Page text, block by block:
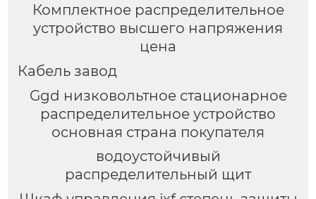
Комплектное распределительное
устройство высшего напряжения
цена
Кабель завод
Ggd низковольтное стационарное
распределительное устройство
основная страна покупателя
водоустойчивый
распределительный щит